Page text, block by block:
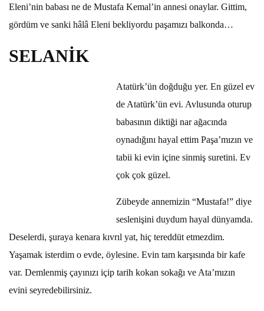
Eleni’nin babası ne de Mustafa Kemal’in annesi onaylar. Gittim,
gördüm ve sanki hâlâ Eleni bekliyordu paşamızı balkonda…
SELANİK
Atatürk’ün doğduğu yer. En güzel ev
de Atatürk’ün evi. Avlusunda oturup
babasının diktiği nar ağacında
oynadığını hayal ettim Paşa’mızın ve
tabii ki evin içine sinmiş suretini. Ev
çok çok güzel.
Zübeyde annemizin “Mustafa!” diye
seslenişini duydum hayal dünyamda.
Deselerdi, şuraya kenara kıvrıl yat, hiç tereddüt etmezdim.
Yaşamak isterdim o evde, öylesine. Evin tam karşısında bir kafe
var. Demlenmiş çayınızı içip tarih kokan sokağı ve Ata’mızın
evini seyredebilirsiniz.